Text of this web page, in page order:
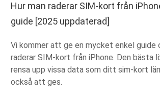
Hur man raderar SIM-kort från
guide [2025 uppdaterad]
Vi kommer att ge en mycket enkel guide
raderar SIM-kort från iPhone. Den bästa
rensa upp vissa data som ditt sim-kort
också att ges.